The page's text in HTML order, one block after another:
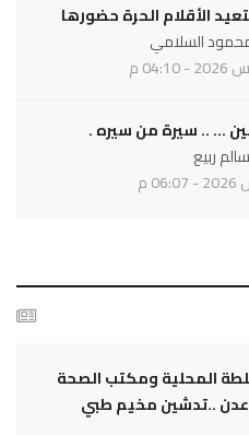
الأقلام الحرة حضورها
السلامي
... .. سيرة من سيره .
ربيع
المحلية ومكتب الصحة
عدن ..تدشين مخيم طبي